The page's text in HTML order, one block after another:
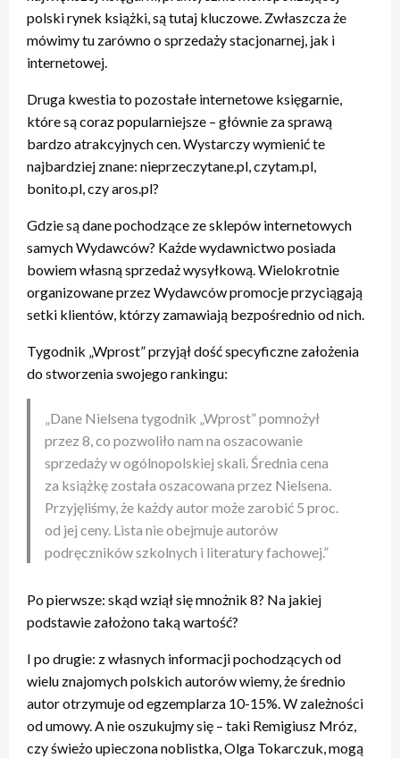
polski rynek książki, są tutaj kluczowe. Zwłaszcza że
mówimy tu zarówno o sprzedaży stacjonarnej, jak i
internetowej.
Druga kwestia to pozostałe internetowe księgarnie,
które są coraz popularniejsze – głównie za sprawą
bardzo atrakcyjnych cen. Wystarczy wymienić te
najbardziej znane: nieprzeczytane.pl, czytam.pl,
bonito.pl, czy aros.pl?
Gdzie są dane pochodzące ze sklepów internetowych
samych Wydawców? Każde wydawnictwo posiada
bowiem własną sprzedaż wysyłkową. Wielokrotnie
organizowane przez Wydawców promocje przyciągają
setki klientów, którzy zamawiają bezpośrednio od nich.
Tygodnik „Wprost” przyjął dość specyficzne założenia
do stworzenia swojego rankingu:
„Dane Nielsena tygodnik „Wprost” pomnożył
przez 8, co pozwoliło nam na oszacowanie
sprzedaży w ogólnopolskiej skali. Średnia cena
za książkę została oszacowana przez Nielsena.
Przyjęliśmy, że każdy autor może zarobić 5 proc.
od jej ceny. Lista nie obejmuje autorów
podręczników szkolnych i literatury fachowej.”
Po pierwsze: skąd wziął się mnożnik 8? Na jakiej
podstawie założono taką wartość?
I po drugie: z własnych informacji pochodzących od
wielu znajomych polskich autorów wiemy, że średnio
autor otrzymuje od egzemplarza 10-15%. W zależności
od umowy. A nie oszukujmy się – taki Remigiusz Mróz,
czy świeżo upieczona noblistka, Olga Tokarczuk, mogą